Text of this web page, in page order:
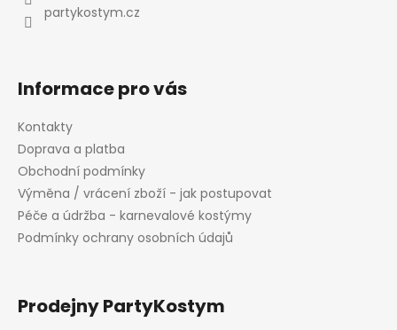
partykostym.cz
Informace pro vás
Kontakty
Doprava a platba
Obchodní podmínky
Výměna / vrácení zboží - jak postupovat
Péče a údržba - karnevalové kostýmy
Podmínky ochrany osobních údajů
Prodejny PartyKostym